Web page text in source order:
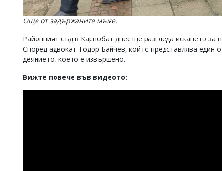
Още от задържаните мъже.
Районният съд в Карнобат днес ще разгледа искането
Според адвокат Тодор Байчев, който представлява един
деянието, което е извършено.
Вижте повече във видеото: